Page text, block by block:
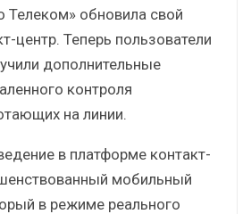
Телеком» обновила свой
центр. Теперь пользователи
дополнительные
контроля
на линии.
в платформе контакт-
мобильный
в режиме реального